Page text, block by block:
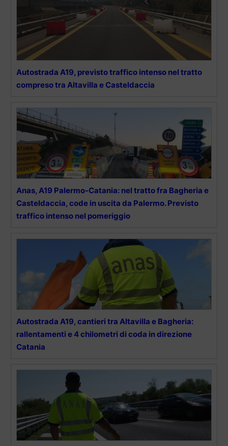
Autostrada A19, previsto traffico intenso nel tratto
compreso tra Altavilla e Casteldaccia
Anas, A19 Palermo-Catania: nel tratto fra Bagheria e
Casteldaccia, code in uscita da Palermo. Previsto
traffico intenso nel pomeriggio
Autostrada A19, cantieri tra Altavilla e Bagheria:
rallentamenti e 4 chilometri di coda in direzione
Catania